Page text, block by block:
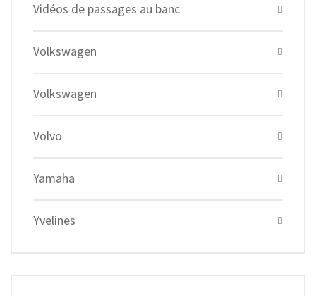
Vidéos de passages au banc
Volkswagen
Volkswagen
Volvo
Yamaha
Yvelines